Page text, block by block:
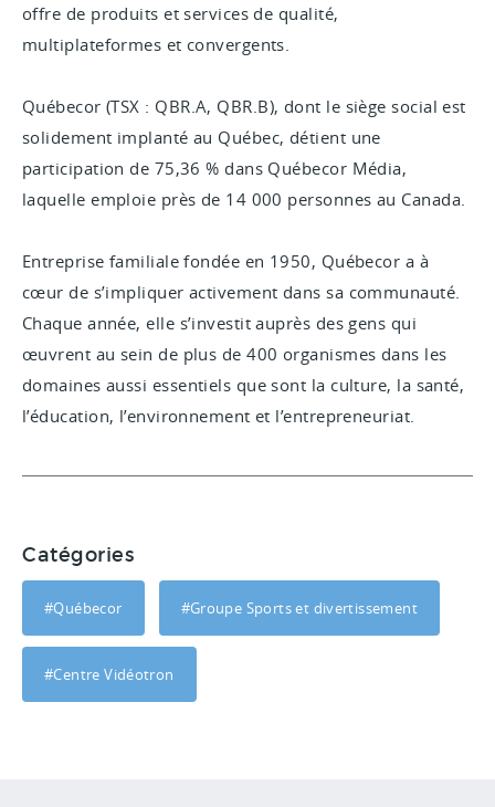
offre de produits et services de qualité,
multiplateformes et convergents.
Québecor (TSX : QBR.A, QBR.B), dont le siège social est
solidement implanté au Québec, détient une
participation de 75,36 % dans Québecor Média,
laquelle emploie près de 14 000 personnes au Canada.
Entreprise familiale fondée en 1950, Québecor a à
cœur de s’impliquer activement dans sa communauté.
Chaque année, elle s’investit auprès des gens qui
œuvrent au sein de plus de 400 organismes dans les
domaines aussi essentiels que sont la culture, la santé,
l’éducation, l’environnement et l’entrepreneuriat.
Catégories
#Québecor #Groupe Sports et divertissement
#Centre Vidéotron